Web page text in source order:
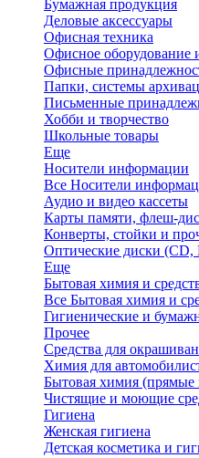
Бумажная продукция
Деловые аксессуары
Офисная техника
Офисное оборудование
Офисные
Папки, системы
Письменные
Хобби и творчество
Школьные товары
Еще
Носители информации
Все Носители
Аудио и видео кассеты
Карты памяти, флеш-
Конверты, стойки и
Оптические диски
Еще
Бытовая химия и
Все Бытовая химия и
Гигиенические и
Прочее
Средства для
Химия для
Бытовая химия (прямые
Чистящие и моющие
Гигиена
Женская гигиена
Детская косметика и